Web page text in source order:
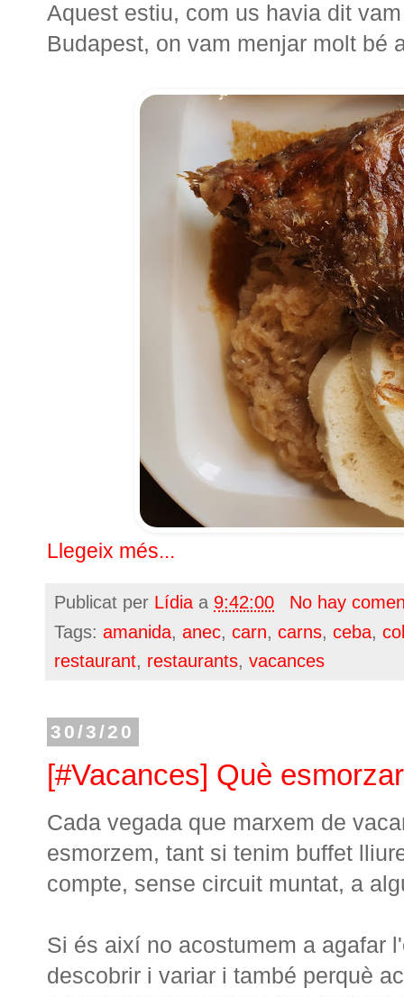
Aquest estiu, com us havia dit
Budapest, on vam menjar molt bé
Llegeix més...
Publicat per Lídia a 9:42:00
No hay
Tags: amanida, anec, carn, carns, ceba,
restaurant, restaurants, vacances
30/3/20
[#Vacances] Què
Cada vegada que marxem de
esmorzem, tant si tenim buffet
compte, sense circuit muntat, a
Si és així no acostumem a agafar
descobrir i variar i també perquè